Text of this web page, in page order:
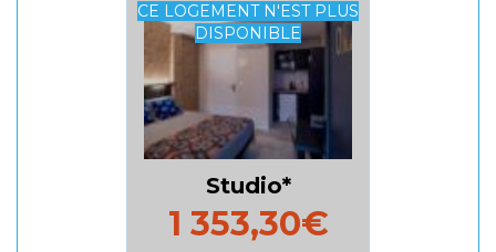
CE LOGEMENT N'EST PLUS
DISPONIBLE
Studio
1 353,30€